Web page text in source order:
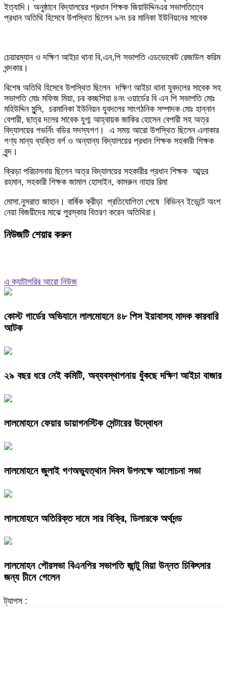
ইত্যাদি। অনুষ্ঠানে বিদ্যালয়ের প্রধান শিক্ষক জিয়াউদ্দিনএর সভাপতিত্বে
প্রধান অতিথি হিসেবে উপস্থিত ছিলেন ৯নং চর মানিকা ইউনিয়নের সাবেক
চেয়ারম্যান ও দক্ষিণ আইচা থানা বি,এন,পি সভাপতি এডভোকেট রেজাউল করিম
খন্দকার।
বিশেষ অতিথি হিসেবে উপস্থিত ছিলেন দক্ষিণ আইচা থানা যুবদলের সাবেক সহ
সভাপতি মোঃ মফিজ মিয়া, চর কচ্ছপিয়া ৪নং ওয়ার্ডের বি এন পি সভাপতি মোঃ
মহিউদ্দিন মুন্সি, চরমানিকা ইউনিয়ন যুবদলের সাংগঠনিক সম্পাদক মোঃ হান্নান
বেপারী, ছাত্র দলের সাবেক যুগ্ম আহ্বায়ক জাকির হোসেন বেপারী সহ অত্র
বিদ্যালয়ের গভর্নিং বডির সদস্যগণ। এ সময় আরো উপস্থিত ছিলেন এলাকার
গণ্য মান্য ব্যক্তি বর্গ ও অন্যান্য বিদ্যালয়ের প্রধান শিক্ষক সহকারী শিক্ষক
বৃন্দ।
ক্রিড়া পরিচালনায় ছিলেন অত্র বিদ্যালয়ের সহকারীর প্রধান শিক্ষক আব্দুর
রহমান, সহকারী শিক্ষক জামাল হোসাইন, কামরুন নাহার রিমা
মোসা.নুসরাত জাহান। বার্ষিক ক্রীড়া প্রতিযোগিতা শেষে বিভিন্ন ইভেন্টে অংশ
নেয়া বিজয়ীদের মাঝে পুরস্কার বিতরণ করেন অতিথিরা।
নিউজটি শেয়ার করুন
এ ক্যাটাগরির আরো নিউজ
কোস্ট গার্ডের অভিযানে লালমোহনে ৪৮ পিস ইয়াবাসহ মাদক কারবারি
আটক
২৯ বছর ধরে নেই কমিটি, অব্যবস্থাপনায় ধুঁকছে দক্ষিণ আইচা বাজার
লালমোহনে ফেয়ার ডায়াগনস্টিক সেন্টারের উদ্বোধন
লালমোহনে জুলাই গণঅভ্যুত্থান দিবস উপলক্ষে আলোচনা সভা
লালমোহনে অতিরিক্ত দামে সার বিক্রি, ডিলারকে অর্থদন্ড
লালমোহন পৌরসভা বিএনপির সভাপতি জান্টু মিয়া উন্নত চিকিৎসার
জন্য চীনে গেলেন
ট্যাগস :